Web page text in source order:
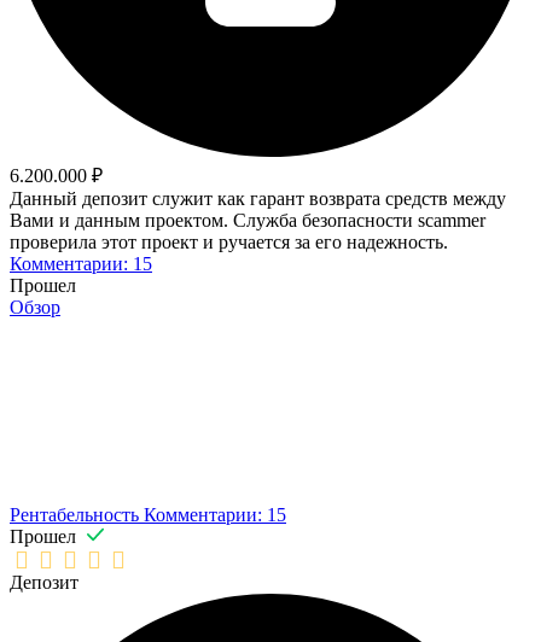
6.200.000 ₽
Данный депозит служит как гарант возврата средств между
Вами и данным проектом. Служба безопасности scammer
проверила этот проект и ручается за его надежность.
Комментарии: 15
Прошел
Обзор
Рентабельность Комментарии: 15
Прошел
Депозит